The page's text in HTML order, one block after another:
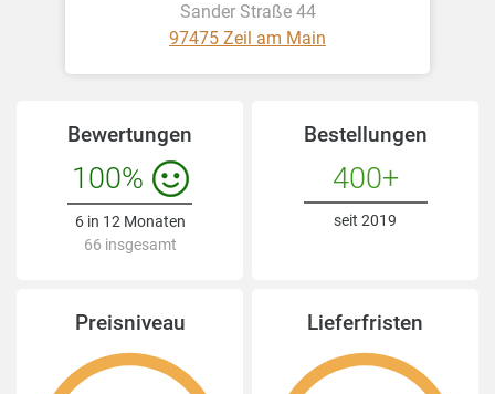
Sander Straße 44
97475 Zeil am Main
Bewertungen
100%
6 in 12 Monaten
66 insgesamt
Bestellungen
400+
seit 2019
Preisniveau Lieferfristen